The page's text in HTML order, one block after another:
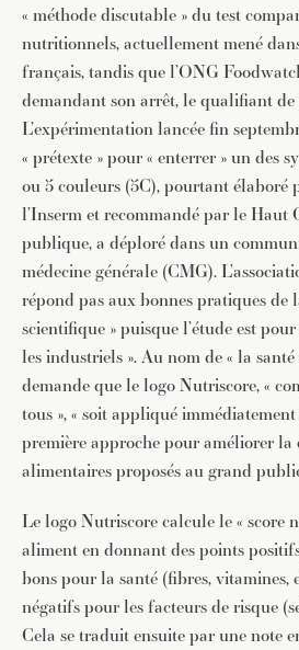
« méthode discutable » du test
nutritionnels, actuellement mené
français, tandis que l’ONG
demandant son arrêt, le qualifiant de
L’expérimentation lancée fin
« prétexte » pour « enterrer » un des
ou 5 couleurs (5C), pourtant élaboré
l’Inserm et recommandé par le Haut
publique, a déploré dans un
médecine générale (CMG).
répond pas aux bonnes pratiques de
scientifique » puisque l’étude est
les industriels ». Au nom de « la
demande que le logo Nutriscore, «
tous », « soit appliqué immédiatement
première approche pour améliorer
alimentaires proposés au grand
Le logo Nutriscore calcule le « score
aliment en donnant des points
bons pour la santé (fibres, vitamines,
négatifs pour les facteurs de risque
Cela se traduit ensuite par une note